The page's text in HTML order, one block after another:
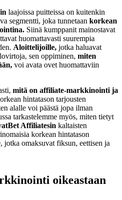
laajoissa puitteissa on kuitenkin
segmentti, joka tunnetaan korkean
Siinä kumppanit mainostavat
huomattavasti suurempia
Aloittelijoille, jotka haluavat
sen oppiminen, miten
voi avata ovet huomattaviin
mitä on affiliate-markkinointi ja
hintatason tarjousten
alalle voi päästä jopa ilman
tarkastelemme myös, miten tietyt
Affiliatesin kaltaisten
korkean hintatason
omaksuvat fiksun, eettisen ja
oikeastaan